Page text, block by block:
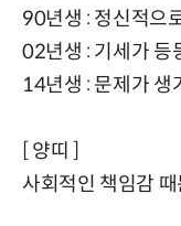
90년생 : 정신적으
02년생 : 기세가 등
14년생 : 문제가 생
[ 양띠 ]
사회적인 책임감